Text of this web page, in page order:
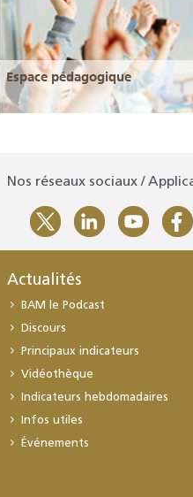
Espace pédagogique
Nos réseaux sociaux /
Actualités
BAM le Podcast
Discours
Principaux indicateurs
Vidéothèque
Indicateurs hebdomadaires
Infos utiles
Événements